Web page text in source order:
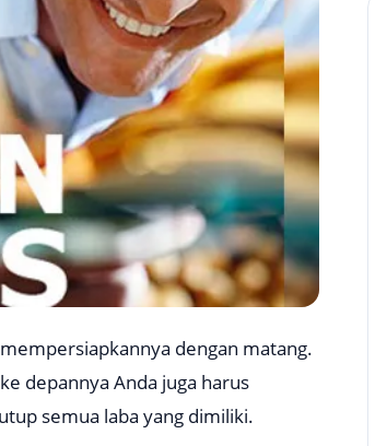
dengan matang.
depannya Anda juga harus
semua laba yang dimiliki.